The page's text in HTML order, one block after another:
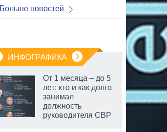
Больше новостей
ИНФОГРАФИКА
От 1 месяца – до 5
лет: кто и как долго
занимал
должность
руководителя СВР